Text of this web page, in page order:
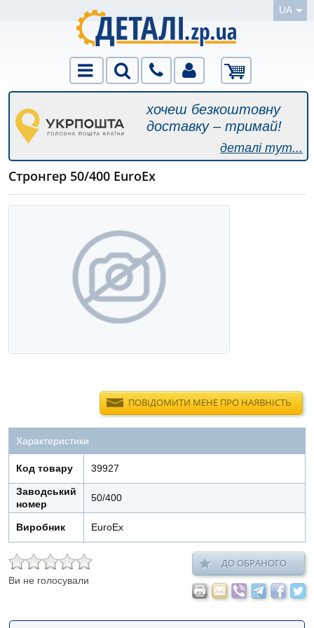
UA
хочеш безкоштовну
доставку – тримай!
деталі тут...
Стронгер 50/400 EuroEx
ПОВІДОМИТИ МЕНЕ ПРО НАЯВНІСТЬ
Характеристики
Код товару 39927
Заводський
номер
50/400
Виробник EuroEx
Ви не голосували
ДО ОБРАНОГО